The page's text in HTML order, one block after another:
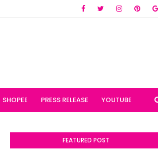
SHOPEE PRESS RELEASE YOUTUBE
FEATURED POST